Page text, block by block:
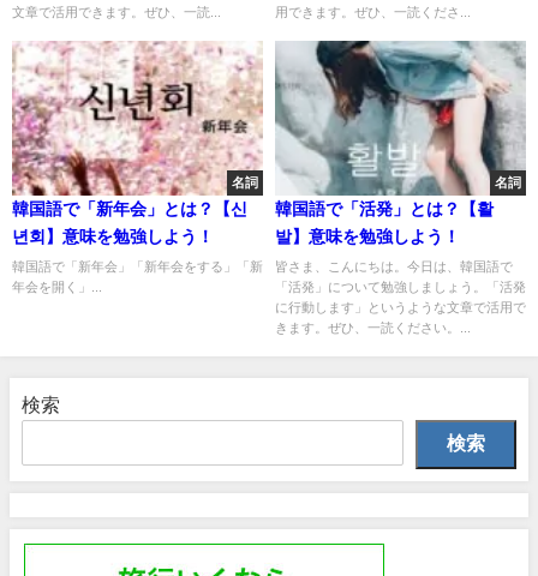
文章で活用できます。ぜひ、一読...
用できます。ぜひ、一読くださ...
名詞
韓国語で「新年会」とは？【신
년회】意味を勉強しよう！
韓国語で「新年会」「新年会をする」「新
年会を開く」...
名詞
韓国語で「活発」とは？【활
발】意味を勉強しよう！
皆さま、こんにちは。今日は、韓国語で
「活発」について勉強しましょう。「活発
に行動します」というような文章で活用で
きます。ぜひ、一読ください。...
検索
検索